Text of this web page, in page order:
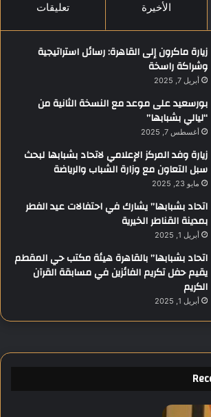
الأخيرة تعليقات
زيارة ماكرون إلى القاهرة: رسائل استراتيجية
وشراكة راسخة
أبريل 7, 2025
بورسعيد على موعد مع النسخة الثانية من
“ليالي بشبابها”
أغسطس 7, 2025
زيارة وفد المركز الإعلامي لاتحاد بشبابها لبحث
سبل التعاون مع وزارة الشباب والرياضة
مايو 23, 2025
اتحاد بشبابها” يشارك في احتفالات عيد الفطر
بمدينة القناطر الخيرية
أبريل 1, 2025
اتحاد بشبابها” بالقاهرة هيئة مكتب حي المقطم
يقيم حفل تكريم الفائزين في مسابقة القرآن
الكريم
أبريل 1, 2025